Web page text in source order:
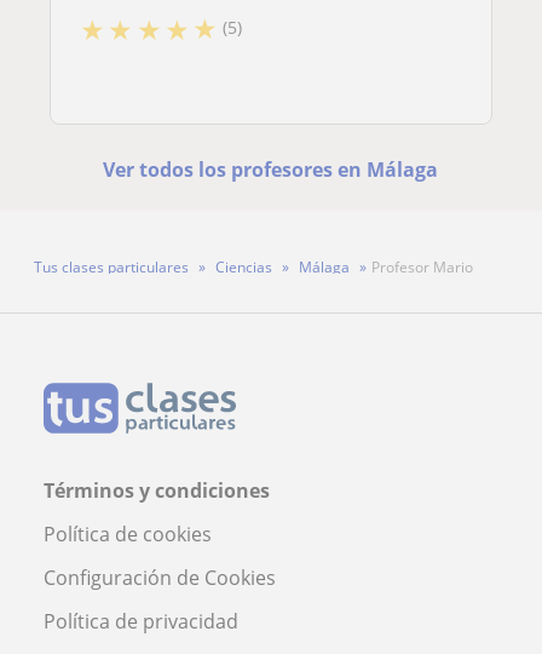
★★ ★★★ (5)
Ver todos los profesores en Málaga
Tus clases particulares Ciencias Málaga Profesor Mario
Términos y condiciones
Política de cookies
Configuración de Cookies
Política de privacidad